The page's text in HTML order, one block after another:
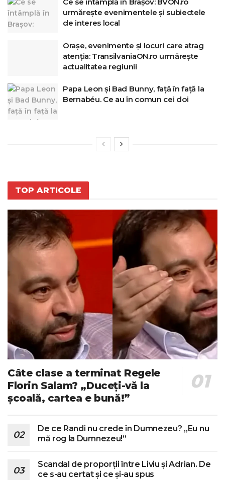
urmărește evenimentele și subiectele
de interes local
Orașe, evenimente și locuri care atrag
atenția: TransilvaniaON.ro urmărește
actualitatea regiunii
Papa Leon și Bad Bunny, față în față la
Bernabéu. Ce au în comun cei doi
TOP ARTICOLE
Câte clase a terminat Regele
Florin Salam? „Duceți-vă la
școală, cartea e bună!”
De ce Randi nu crede în Dumnezeu? „Eu nu
mă rog la Dumnezeu!”
Scandal de proporții între Liviu și Adrian. De
ce s-au certat și ce și-au spus